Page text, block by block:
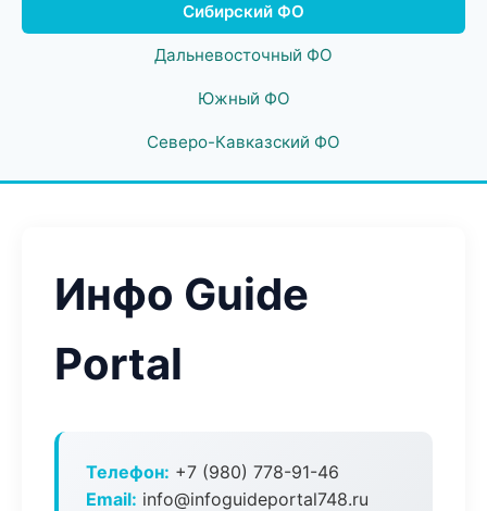
Сибирский ФО
Дальневосточный ФО
Южный ФО
Северо-Кавказский ФО
Инфо Guide
Portal
Телефон: +7 (980) 778-91-46
Email: info@infoguideportal748.ru